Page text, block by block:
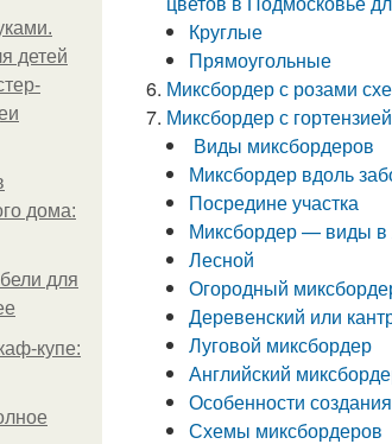
детей
дома:
для
купе:
Круглые
Прямоугольные
Миксбордер с розами
Миксбордер с
Виды миксбордеров
Миксбордер вдоль
Посредине участка
Миксбордер — виды
Лесной
Огородный
Деревенский или
Луговой миксбордер
Английский
Особенности
Схемы миксбордеров